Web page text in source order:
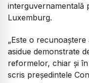
interguvernamentală
Luxemburg.
„Este o
asidue demonstrate
reformelor, chiar și
scris președintele